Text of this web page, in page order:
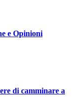
e Opinioni
di camminare a